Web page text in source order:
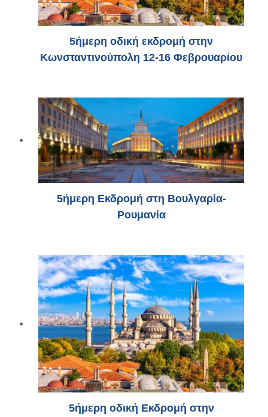
5ήμερη οδική εκδρομή στην
Κωνσταντινούπολη 12-16 Φεβρουαρίου
5ήμερη Εκδρομή στη Βουλγαρία-
Ρουμανία
5ήμερη οδική Εκδρομή στην